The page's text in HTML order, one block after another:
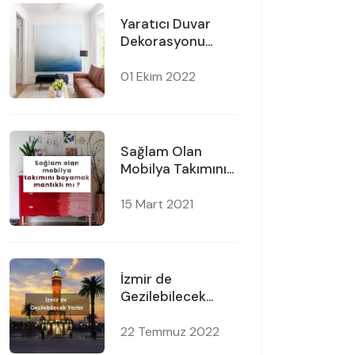
Yaratıcı Duvar
Dekorasyonu
01 Ekim 2022
Sağlam Olan
Mobilya Takımını
mı?
15 Mart 2021
İzmir de
Gezilebilecek
22 Temmuz 2022